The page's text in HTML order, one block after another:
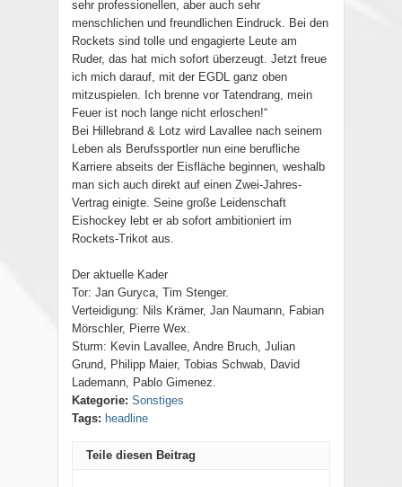
sehr professionellen, aber auch sehr
menschlichen und freundlichen Eindruck. Bei den
Rockets sind tolle und engagierte Leute am
Ruder, das hat mich sofort überzeugt. Jetzt freue
ich mich darauf, mit der EGDL ganz oben
mitzuspielen. Ich brenne vor Tatendrang, mein
Feuer ist noch lange nicht erloschen!“
Bei Hillebrand & Lotz wird Lavallee nach seinem
Leben als Berufssportler nun eine berufliche
Karriere abseits der Eisfläche beginnen, weshalb
man sich auch direkt auf einen Zwei-Jahres-
Vertrag einigte. Seine große Leidenschaft
Eishockey lebt er ab sofort ambitioniert im
Rockets-Trikot aus.
Der aktuelle Kader
Tor: Jan Guryca, Tim Stenger.
Verteidigung: Nils Krämer, Jan Naumann, Fabian
Mörschler, Pierre Wex.
Sturm: Kevin Lavallee, Andre Bruch, Julian
Grund, Philipp Maier, Tobias Schwab, David
Lademann, Pablo Gimenez.
Kategorie: Sonstiges
Tags: headline
Teile diesen Beitrag